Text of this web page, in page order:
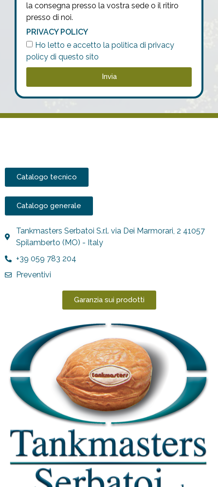
la consegna presso la vostra sede o il ritiro
presso di noi.
PRIVACY POLICY
Ho letto e accetto la politica di privacy
policy di questo sito
Invia
Catalogo tecnico
Catalogo generale
Tankmasters Serbatoi S.r.l. via Dei Marmorari, 2 41057
Spilamberto (MO) - Italy
+39 059 783 204
Preventivi
Garanzia sui prodotti